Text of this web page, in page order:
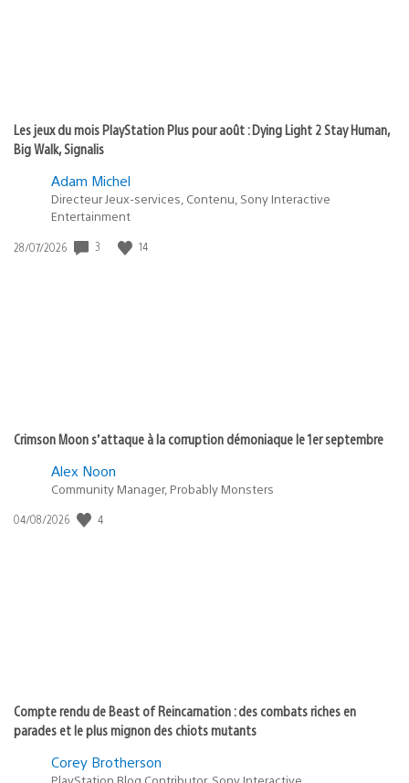
Les jeux du mois PlayStation Plus pour août : Dying Light 2 Stay Human,
Big Walk, Signalis
Adam Michel
Directeur Jeux-services, Contenu, Sony Interactive
Entertainment
Date
28/07/2026 3 14
Crimson Moon s’attaque à la corruption démoniaque le 1er septembre
Alex Noon
Community Manager, Probably Monsters
Date
04/08/2026 4
Compte rendu de Beast of Reincarnation : des combats riches en
parades et le plus mignon des chiots mutants
Corey Brotherson